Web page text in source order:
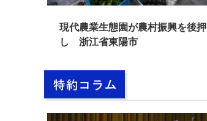
現代農業生態園が農村振興を後押
し 浙江省東陽市